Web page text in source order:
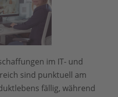
im IT- und
sind punktuell am
fällig, während